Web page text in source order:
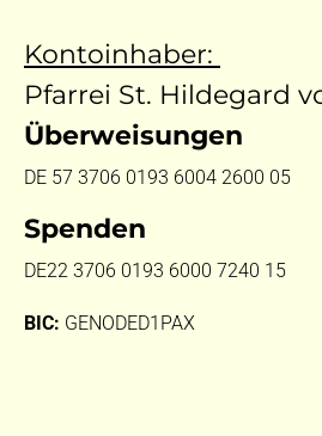
Kontoinhaber:
Pfarrei St. Hildegard
Überweisungen
DE 57 3706 0193 6004 2600 05
Spenden
DE22 3706 0193 6000 7240 15
BIC: GENODED1PAX